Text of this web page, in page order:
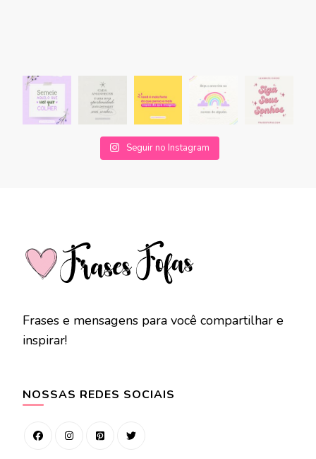
Seguir no Instagram
Frases e mensagens para você compartilhar e
inspirar!
NOSSAS REDES SOCIAIS